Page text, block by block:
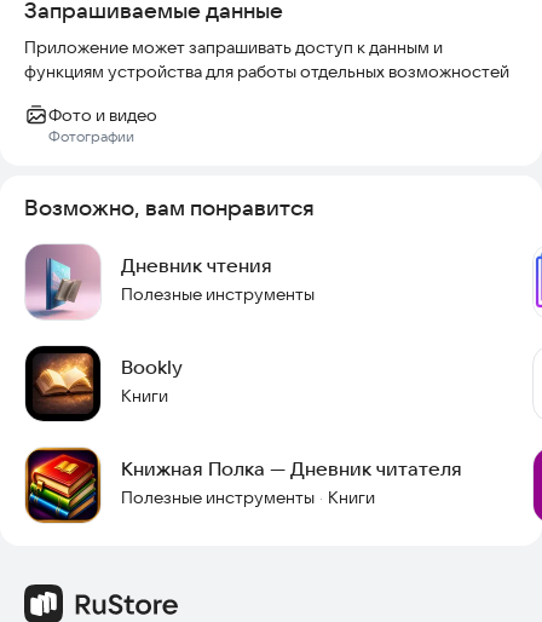
Запрашиваемые данные
Приложение может запрашивать доступ к данным и
функциям устройства для работы отдельных возможностей
Фото и видео
Фотографии
Возможно, вам понравится
Дневник чтения
Полезные инструменты
Bookly
Книги
Книжная Полка — Дневник читателя
Полезные инструменты · Книги